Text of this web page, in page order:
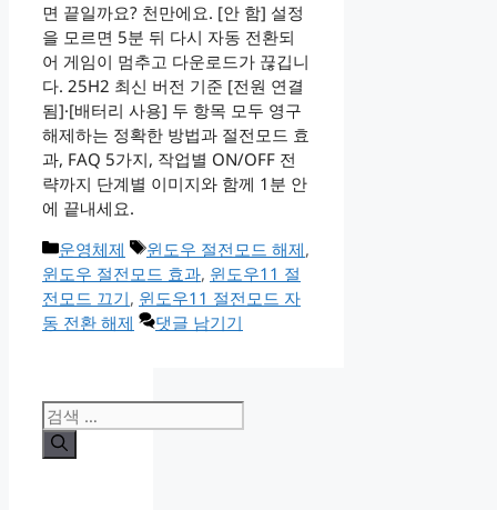
면 끝일까요? 천만에요. [안 함] 설정
을 모르면 5분 뒤 다시 자동 전환되
어 게임이 멈추고 다운로드가 끊깁니
다. 25H2 최신 버전 기준 [전원 연결
됨]·[배터리 사용] 두 항목 모두 영구
해제하는 정확한 방법과 절전모드 효
과, FAQ 5가지, 작업별 ON/OFF 전
략까지 단계별 이미지와 함께 1분 안
에 끝내세요.
카
테
고
리
운영체제
태
그
윈도우 절전모드 해제,
윈도우 절전모드 효과, 윈도우11 절
전모드 끄기, 윈도우11 절전모드 자
동 전환 해제
댓글 남기기
검
색: